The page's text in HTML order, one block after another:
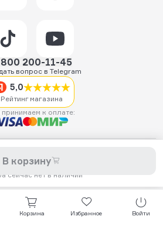
В корзину
сейчас нет в наличии
200-11-45
вопрос в Telegram
5,0
Рейтинг магазина
к оплате:
самокатов, аксессуаров, экипировки,
одежды и обуви.
Корзина Избранное Войти